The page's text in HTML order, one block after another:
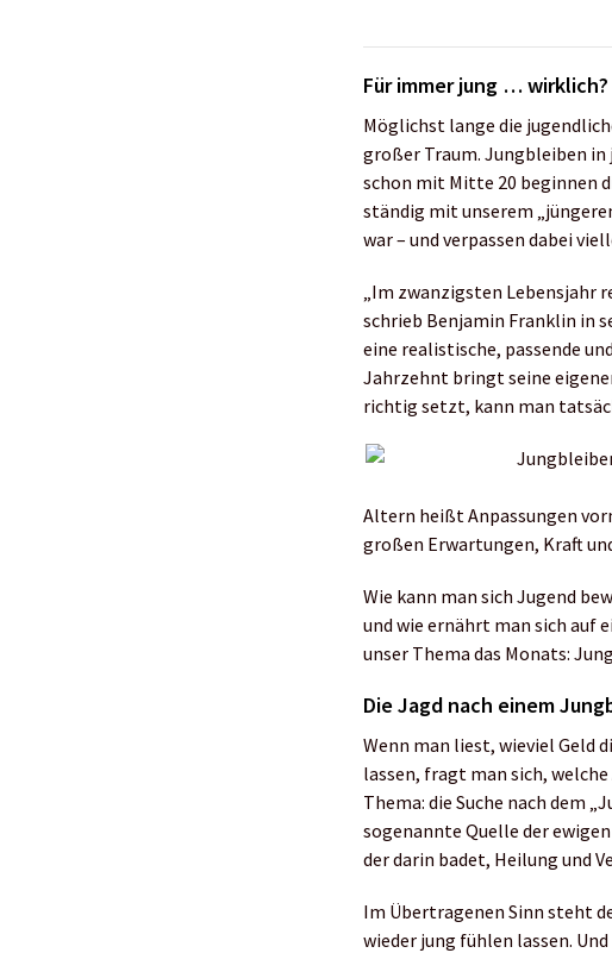
Für immer jung … wirklich?
Möglichst lange die
großer Traum. Jungbleiben in
schon mit Mitte 20 beginnen
ständig mit unserem
war – und verpassen dabei
„Im zwanzigsten Lebensjahr
schrieb Benjamin Franklin in
eine realistische, passende
Jahrzehnt bringt seine
richtig setzt, kann man
Altern heißt Anpassungen
großen Erwartungen, Kraft
Wie kann man sich Jugend
und wie ernährt man sich auf
unser Thema das Monats:
Die Jagd nach einem
Wenn man liest, wieviel Geld
lassen, fragt man sich,
Thema: die Suche nach dem
sogenannte Quelle der
der darin badet, Heilung und
Im Übertragenen Sinn steht
wieder jung fühlen lassen.